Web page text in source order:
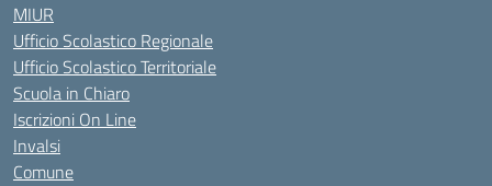
MIUR
Ufficio Scolastico Regionale
Ufficio Scolastico Territoriale
Scuola in Chiaro
Iscrizioni On Line
Invalsi
Comune